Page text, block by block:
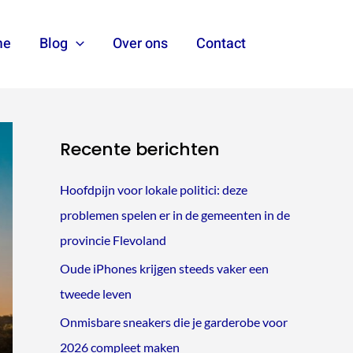
Blog Over ons Contact
Recente berichten
Hoofdpijn voor lokale politici: deze
problemen spelen er in de gemeenten in de
provincie Flevoland
Oude iPhones krijgen steeds vaker een
tweede leven
Onmisbare sneakers die je garderobe voor
2026 compleet maken